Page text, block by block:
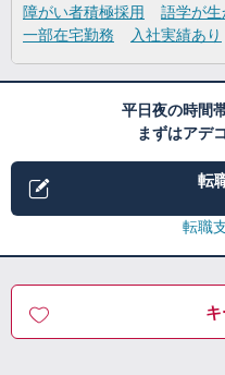
障がい者積極採用
語学が生
一部在宅勤務
入社実績あり
平日夜の時間
まずはアデ
転
転職